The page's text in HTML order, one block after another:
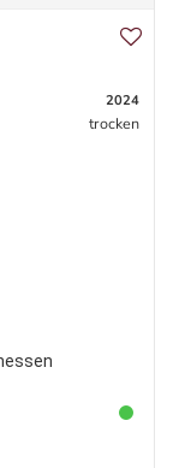
2024
trocken